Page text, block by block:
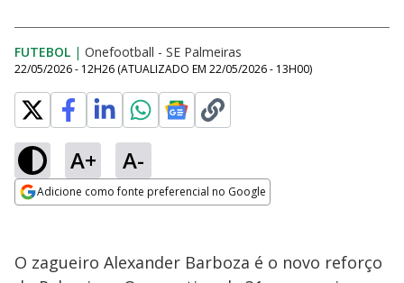
FUTEBOL | Onefootball - SE Palmeiras
22/05/2026 - 12H26 (ATUALIZADO EM 22/05/2026 - 13H00)
A+ A-
Adicione como fonte preferencial no Google
O zagueiro Alexander Barboza é o novo reforço